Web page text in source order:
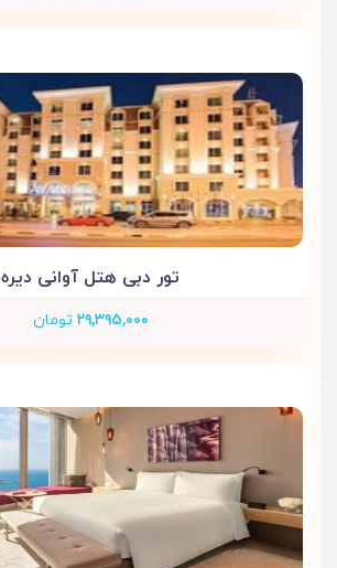
تور دبی هتل آوانی دیره
۲۹,۳۹۵,۰۰۰ تومان